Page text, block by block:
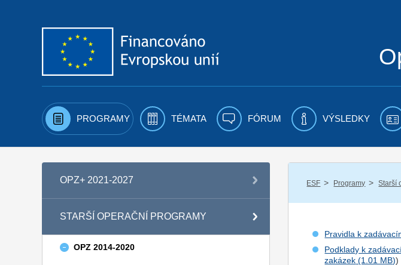
PROGRAMY TÉMATA FÓRUM VÝSLEDKY
OPZ+ 2021-2027
STARŠÍ OPERAČNÍ PROGRAMY
OPZ 2014-2020
ESF / Programy / Starší
Pravidla k
Podklady k
zakázek
)